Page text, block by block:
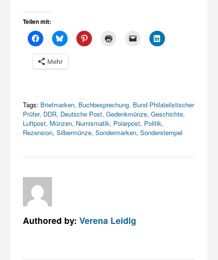
Teilen mit:
Mehr
Tags: Briefmarken, Buchbesprechung, Bund Philatelistischer
Prüfer, DDR, Deutsche Post,Gedenkmünze,Geschichte,
Luftpost, Münzen, Numismatik, Polarpost, Politik,
Rezension,Silbermünze,Sondermarken,Sonderstempel
Authored by:Verena Leidig